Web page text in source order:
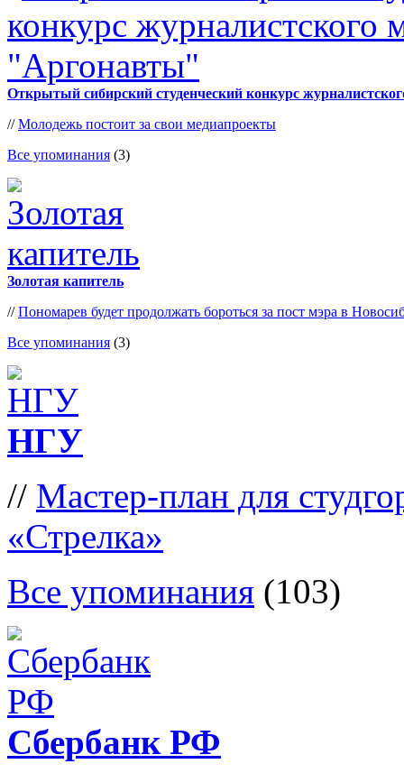
Открытый сибирский студенческий конкурс
//Молодежь постоит за свои медиапроекты
Все упоминания (3)
Золотая капитель
//Пономарев будет продолжать бороться за пост мэра в
Все упоминания (3)
НГУ
// Мастер-план для
«Стрелка»
Все упоминания (103)
Сбербанк РФ